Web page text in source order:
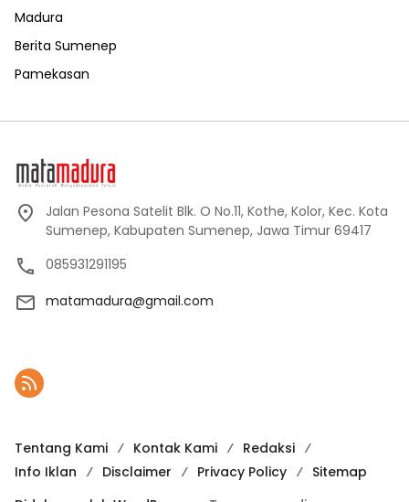
Madura
Berita Sumenep
Pamekasan
Jalan Pesona Satelit Blk. O No.11, Kothe, Kolor, Kec. Kota
Sumenep, Kabupaten Sumenep, Jawa Timur 69417
085931291195
matamadura@gmail.com
Tentang Kami Kontak Kami
Redaksi
Info Iklan
Disclaimer Privacy Policy
Sitemap